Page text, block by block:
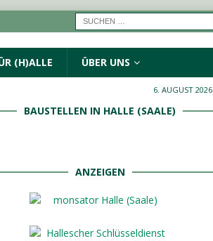
(H)ALLE ÜBER UNS
6. AUGUST 2026
BAUSTELLEN IN HALLE (SAALE)
ANZEIGEN